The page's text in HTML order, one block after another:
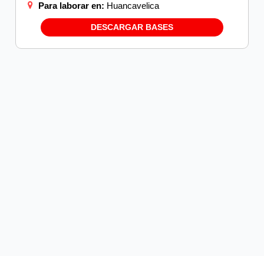
Para laborar en: Huancavelica
DESCARGAR BASES